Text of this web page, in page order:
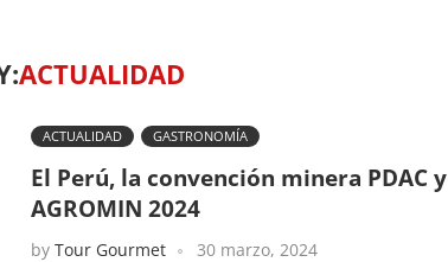
ACTUALIDAD
ACTUALIDAD GASTRONOMÍA
El Perú, la convención minera PDAC y
AGROMIN 2024
by Tour Gourmet 30 marzo, 2024